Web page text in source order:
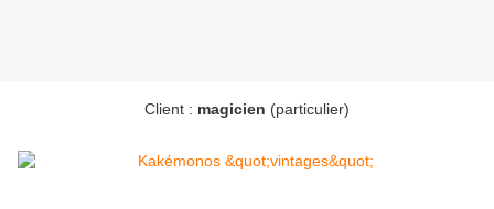
Client : magicien (particulier)